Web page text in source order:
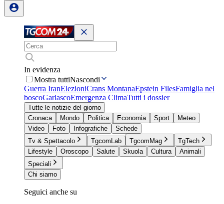
In evidenza
Mostra tuttiNascondi
Guerra IranElezioniCrans MontanaEpstein FilesFamiglia nel
boscoGarlascoEmergenza ClimaTutti i dossier
Tutte le notizie del giorno
Cronaca
Mondo Politica Economia Sport
Meteo
Video
Foto Infografiche
Schede
Tv & Spettacolo
TgcomLab TgcomMag
TgTech
Lifestyle
Oroscopo Salute Skuola Cultura
Animali
Speciali
Chi siamo
Seguici anche su